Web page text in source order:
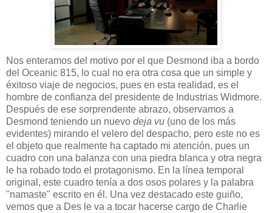
Nos enteramos del motivo por el que Desmond iba a bordo
del Oceanic 815, lo cual no era otra cosa que un simple y
éxitoso viaje de negocios, pues en esta realidad, es el
hombre de confianza del presidente de Industrias Widmore.
Después de ese sorprendente abrazo, observamos a
Desmond teniendo un nuevo deja vu (uno de los más
evidentes) mirando el velero del despacho, pero este no es
el objeto que realmente ha captado mi atención, pues un
cuadro con una balanza con una piedra blanca y otra negra
le ha robado todo el protagonismo. En la línea temporal
original, este cuadro tenía a dos osos polares y la palabra
"namaste" escrito en él. Una vez destacado este guiño,
vemos que a Des le va a tocar hacerse cargo de Charlie